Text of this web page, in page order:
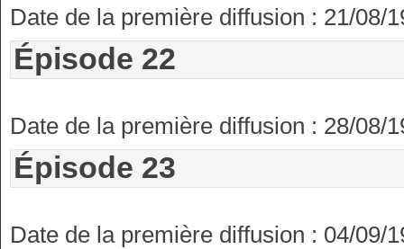
Date de la première diffusion : 21/08/
Épisode 22
Date de la première diffusion : 28/08/
Épisode 23
Date de la première diffusion : 04/09/